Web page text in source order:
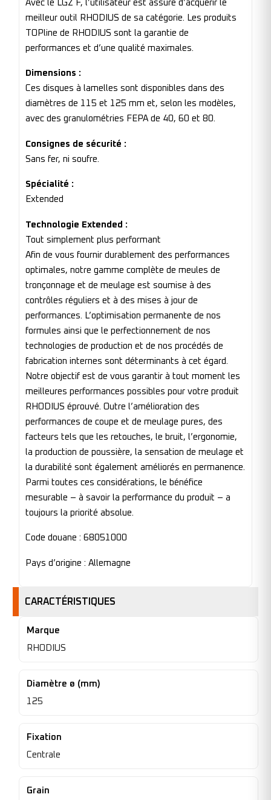
Avec le LGZ F, l’utilisateur est assuré d’acquérir le
meilleur outil RHODIUS de sa catégorie. Les produits
TOPline de RHODIUS sont la garantie de
performances et d’une qualité maximales.
Dimensions :
Ces disques à lamelles sont disponibles dans des
diamètres de 115 et 125 mm et, selon les modèles,
avec des granulométries FEPA de 40, 60 et 80.
Consignes de sécurité :
Sans fer, ni soufre.
Spécialité :
Extended
Technologie Extended :
Tout simplement plus performant
Afin de vous fournir durablement des performances
optimales, notre gamme complète de meules de
tronçonnage et de meulage est soumise à des
contrôles réguliers et à des mises à jour de
performances. L’optimisation permanente de nos
formules ainsi que le perfectionnement de nos
technologies de production et de nos procédés de
fabrication internes sont déterminants à cet égard.
Notre objectif est de vous garantir à tout moment les
meilleures performances possibles pour votre produit
RHODIUS éprouvé. Outre l’amélioration des
performances de coupe et de meulage pures, des
facteurs tels que les retouches, le bruit, l’ergonomie,
la production de poussière, la sensation de meulage et
la durabilité sont également améliorés en permanence.
Parmi toutes ces considérations, le bénéfice
mesurable – à savoir la performance du produit – a
toujours la priorité absolue.
Code douane : 68051000
Pays d’origine : Allemagne
CARACTÉRISTIQUES
Marque
RHODIUS
Diamètre ø (mm)
125
Fixation
Centrale
Grain